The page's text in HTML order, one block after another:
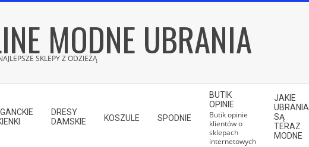
MODNE UBRANIA
SKLEPY Z ODZIEŻĄ
DRESY
DAMSKIE
KOSZULE SPODNIE
BUTIK
OPINIE
Butik opinie
klientów o
sklepach
internetowych
JAKIE
UBRANIA
SĄ
TERAZ
MODNE